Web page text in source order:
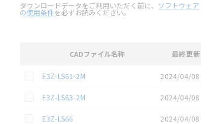
ダウンロードデータをご利用いただく前に、 ソフトウェア
の使用条件を必ずお読みください。
CADファイル名称 最終更新
この資料を選択
E3Z-LS61-2M
2024/04/08
この資料を選択
E3Z-LS63-2M
2024/04/08
この資料を選択
E3Z-LS66
2024/04/08